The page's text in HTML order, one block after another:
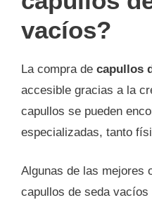
vacíos?
La compra de capullos
accesible gracias a la
capullos se pueden
especializadas, tanto
Algunas de las mejores
capullos de seda vacíos